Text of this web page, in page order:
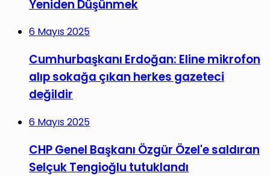
Yeniden Düşünmek
6 Mayıs 2025
Cumhurbaşkanı Erdoğan: Eline mikrofon
alıp sokağa çıkan herkes gazeteci
değildir
6 Mayıs 2025
CHP Genel Başkanı Özgür Özel'e saldıran
Selçuk Tengioğlu tutuklandı